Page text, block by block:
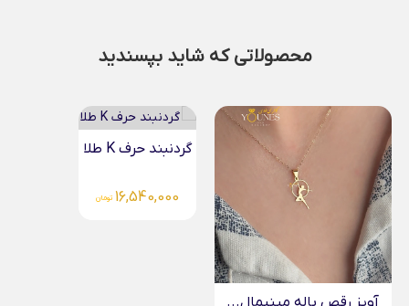
محصولاتی که شاید بپسندید
آویز رقص باله مینیمال...
گردنبند حرف K طلا
16,540,000 تومان